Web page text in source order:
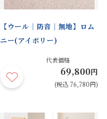
【ウール｜防音｜無地】ロム
ニー(アイボリー)
代表価格
69,800円
(税込 76,780円)